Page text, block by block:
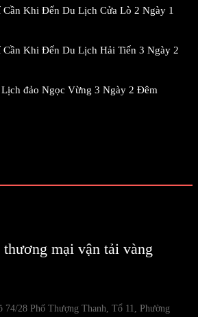
Khi Đến Du Lịch Cửa Lò 2 Ngày 1
Cần Khi Đến Du Lịch Hải Tiến 3 Ngày 2
đảo Ngọc Vừng 3 Ngày 2 Đêm
mại vận tải vàng
28 Phố Thượng Thanh, Tổ 11, Phường